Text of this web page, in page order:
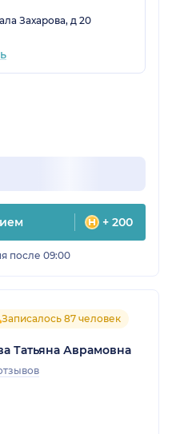
Захарова, д 20
+ 200
после 09:00
Записалось 87 человек
Татьяна Аврамовна